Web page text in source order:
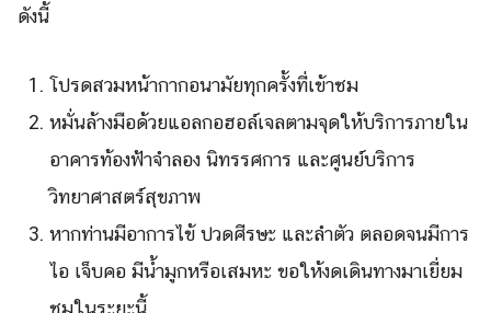
for:
Search
ดังนี้
โปรดสวมหน้ากากอนามัยทุกครั้งที่เข้าชม
หมั่นล้างมือด้วยแอลกอฮอล์เจลตามจุดให้บริการภายใน
อาคารท้องฟ้าจำลอง นิทรรศการ และศูนย์บริการ
วิทยาศาสตร์สุขภาพ
หากท่านมีอาการไข้ ปวดศีรษะ และลำตัว ตลอดจนมีการ
ไอ เจ็บคอ มีน้ำมูกหรือเสมหะ ขอให้งดเดินทางมาเยี่ยม
ชมในระยะนี้